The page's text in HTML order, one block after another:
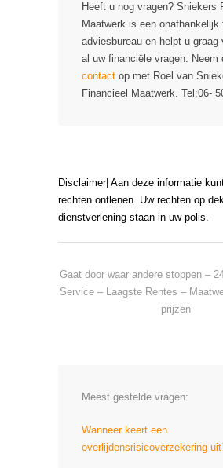
Heeft u nog vragen? Sniekers
Maatwerk is een onafhankelijk
adviesbureau en helpt u graag
al uw financiële vragen. Neem
contact op met Roel van
Financieel Maatwerk. Tel:06-
Disclaimer| Aan deze informatie
rechten ontlenen. Uw rechten op
dienstverlening staan in uw polis.
Gaat door waar andere stoppen –
Service – Laagste Rentes –
prijzen
Meest gestelde vragen:
Wanneer keert een
overlijdensrisicoverzekering